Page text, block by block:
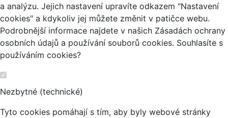
a analýzu. Jejich nastavení upravíte odkazem "Nastavení
cookies" a kdykoliv jej můžete změnit v patičce webu.
Podrobnější informace najdete v našich Zásadách ochrany
osobních údajů a používání souborů cookies. Souhlasíte s
používáním cookies?
Nezbytné (technické)
Tyto cookies pomáhají s tím, aby byly webové stránky